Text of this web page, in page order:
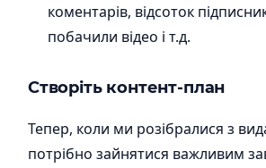
коментарів, відсоток
побачили відео і т.д.
Створіть контент-план
Тепер, коли ми розібралися з
потрібно зайнятися важливим